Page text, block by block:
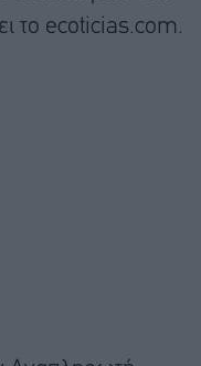
το ecoticias.com.